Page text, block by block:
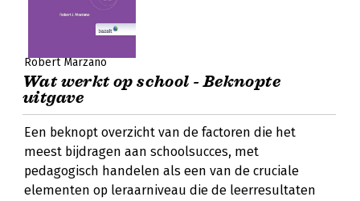
Robert Marzano
Wat werkt op school - Beknopte
uitgave
Een beknopt overzicht van de factoren die het
meest bijdragen aan schoolsucces, met
pedagogisch handelen als een van de cruciale
elementen op leraarniveau die de leerresultaten